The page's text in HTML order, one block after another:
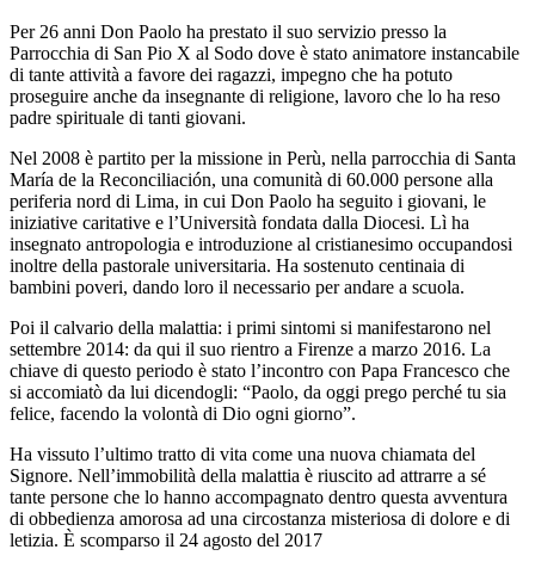
Per 26 anni Don Paolo ha prestato il suo servizio presso la
Parrocchia di San Pio X al Sodo dove è stato animatore instancabile
di tante attività a favore dei ragazzi, impegno che ha potuto
proseguire anche da insegnante di religione, lavoro che lo ha reso
padre spirituale di tanti giovani.
Nel 2008 è partito per la missione in Perù, nella parrocchia di Santa
María de la Reconciliación, una comunità di 60.000 persone alla
periferia nord di Lima, in cui Don Paolo ha seguito i giovani, le
iniziative caritative e l’Università fondata dalla Diocesi. Lì ha
insegnato antropologia e introduzione al cristianesimo occupandosi
inoltre della pastorale universitaria. Ha sostenuto centinaia di
bambini poveri, dando loro il necessario per andare a scuola.
Poi il calvario della malattia: i primi sintomi si manifestarono nel
settembre 2014: da qui il suo rientro a Firenze a marzo 2016. La
chiave di questo periodo è stato l’incontro con Papa Francesco che
si accomiatò da lui dicendogli: “Paolo, da oggi prego perché tu sia
felice, facendo la volontà di Dio ogni giorno”.
Ha vissuto l’ultimo tratto di vita come una nuova chiamata del
Signore. Nell’immobilità della malattia è riuscito ad attrarre a sé
tante persone che lo hanno accompagnato dentro questa avventura
di obbedienza amorosa ad una circostanza misteriosa di dolore e di
letizia. È scomparso il 24 agosto del 2017